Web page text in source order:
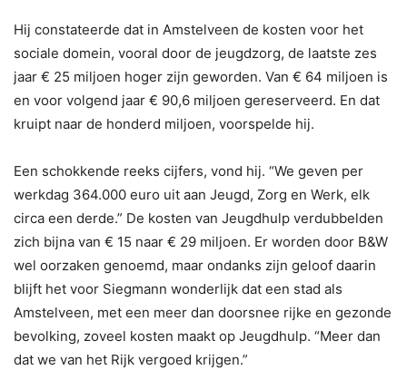
Hij constateerde dat in Amstelveen de kosten voor het
sociale domein, vooral door de jeugdzorg, de laatste zes
jaar € 25 miljoen hoger zijn geworden. Van € 64 miljoen is
en voor volgend jaar € 90,6 miljoen gereserveerd. En dat
kruipt naar de honderd miljoen, voorspelde hij.
Een schokkende reeks cijfers, vond hij. “We geven per
werkdag 364.000 euro uit aan Jeugd, Zorg en Werk, elk
circa een derde.” De kosten van Jeugdhulp verdubbelden
zich bijna van € 15 naar € 29 miljoen. Er worden door B&W
wel oorzaken genoemd, maar ondanks zijn geloof daarin
blijft het voor Siegmann wonderlijk dat een stad als
Amstelveen, met een meer dan doorsnee rijke en gezonde
bevolking, zoveel kosten maakt op Jeugdhulp. “Meer dan
dat we van het Rijk vergoed krijgen.”